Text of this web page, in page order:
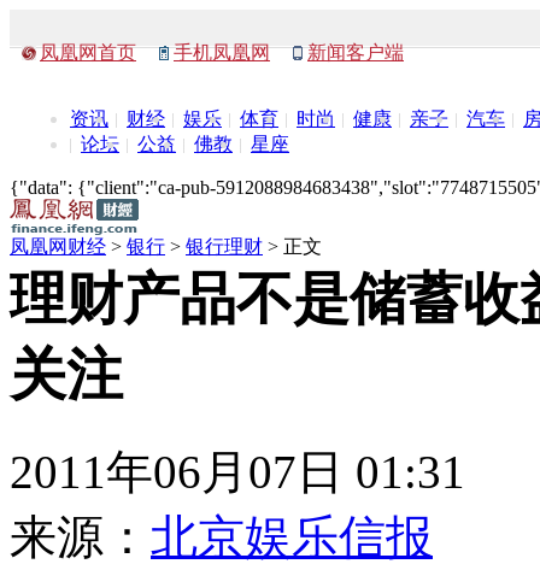
凤凰网首页 手机凤凰网 新闻客户端
资讯 财经 娱乐 体育 时尚 健康 亲子 汽车
论坛
公益 佛教 星座
{"data": {"client":"ca-pub-
凤凰网财经 > 银行 > 银行理财 > 正文
理财产品不是储蓄收
关注
2011年06月07日 01:31
来源： 北京娱乐信报